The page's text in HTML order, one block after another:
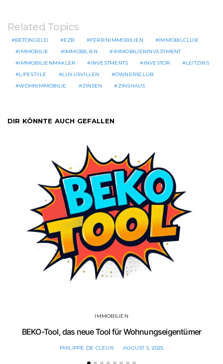
Related Topics
BETONGELD EZB FERIENIMMOBILIEN
IMMOBILCLUB
IMMOBILIE
IMMOBILIEN
IMMOBILIENINVESTMENT
IMMOBILIENMAKLER
INVESTMENTS INVESTOR
LEITZINS
LIFESTYLE
LUXUSVILLEN
OWNERSCLUB
WOHNIMMOBILIE
ZINSEN ZINSHAUS
DIR KÖNNTE AUCH GEFALLEN
IMMOBILIEN
BEKO-Tool, das neue Tool für Wohnungseigentümer
PHILIPPE DE CLEUR AUGUST 5, 2025